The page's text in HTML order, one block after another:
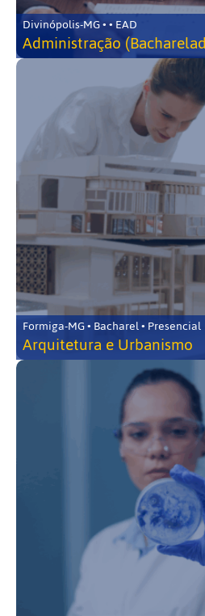
Divinópolis-MG • • EAD
Administração
Formiga-MG • Bacharel • Presencial
Arquitetura e Urbanismo